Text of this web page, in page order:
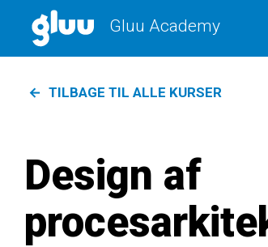
Gluu Academy
TILBAGE TIL ALLE KURSER
Design af
Sammenlign jeres procesarbejde